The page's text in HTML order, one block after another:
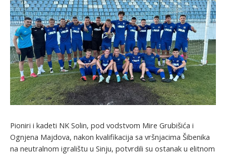
Pioniri i kadeti NK Solin, pod vodstvom Mire Grubišića i
Ognjena Majdova, nakon kvalifikacija sa vršnjacima Šibenika
na neutralnom igralištu u Sinju, potvrdili su ostanak u elitnom